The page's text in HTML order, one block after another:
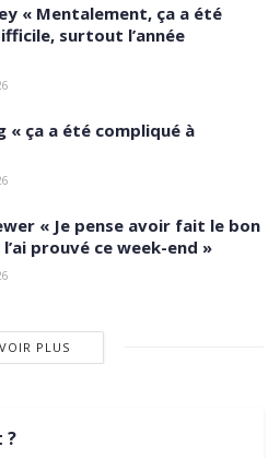
« Mentalement, ça a été
surtout l’année
« ça a été compliqué à
« Je pense avoir fait le bon
prouvé ce week-end »
VOIR PLUS
?